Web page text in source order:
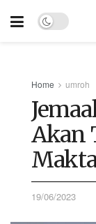
Home umroh
Akan
19/06/2023